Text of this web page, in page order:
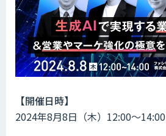
【開催日時】
2024年8月8日（木）12:00～14:00